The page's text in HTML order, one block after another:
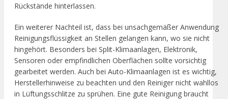
Rückstände hinterlassen.
Ein weiterer Nachteil ist, dass bei unsachgemäßer Anwendung
Reinigungsflüssigkeit an Stellen gelangen kann, wo sie nicht
hingehört. Besonders bei Split-Klimaanlagen, Elektronik,
Sensoren oder empfindlichen Oberflächen sollte vorsichtig
gearbeitet werden. Auch bei Auto-Klimaanlagen ist es wichtig,
Herstellerhinweise zu beachten und den Reiniger nicht wahllos
in Lüftungsschlitze zu sprühen. Eine gute Reinigung braucht